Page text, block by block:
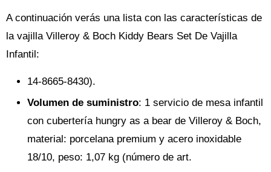
A continuación verás una lista con las características de
la vajilla Villeroy & Boch Kiddy Bears Set De Vajilla
Infantil:
14-8665-8430).
Volumen de suministro: 1 servicio de mesa infantil
con cubertería hungry as a bear de Villeroy & Boch,
material: porcelana premium y acero inoxidable
18/10, peso: 1,07 kg (número de art.